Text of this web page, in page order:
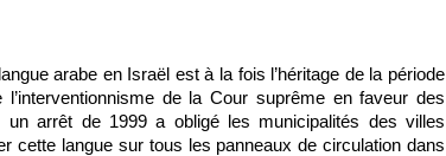
arabe en Israël est à la fois l’héritage de la période
de la Cour suprême en faveur des
un arrêt de 1999 a obligé les municipalités des villes
cette langue sur tous les panneaux de circulation dans